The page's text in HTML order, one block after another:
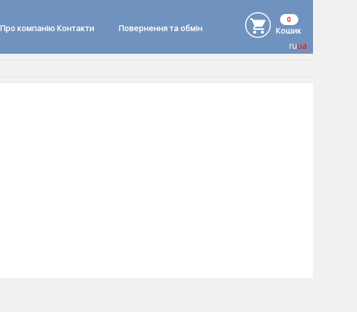
ruua
Про компанію Контакти Повернення та обмін
0
Кошик